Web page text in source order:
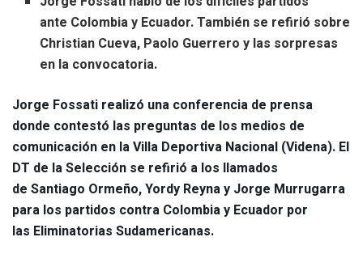
ante Colombia y Ecuador. También se refirió sobre
Christian Cueva, Paolo Guerrero y las sorpresas
en la convocatoria.
Jorge Fossati realizó una conferencia de prensa
donde contestó las preguntas de los medios de
comunicación en la Villa Deportiva Nacional (Videna). El
DT de la Selección se refirió a los llamados
de Santiago Ormeño, Yordy Reyna y Jorge Murrugarra
para los partidos contra Colombia y Ecuador por
las Eliminatorias Sudamericanas.